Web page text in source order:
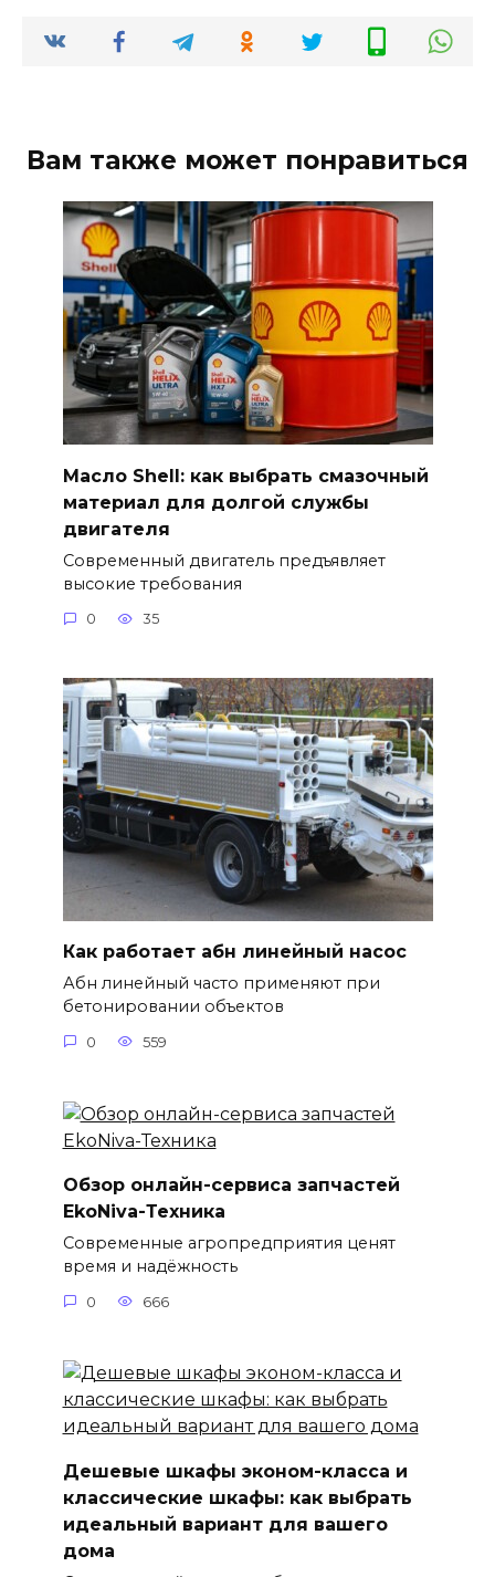
Вам также может понравиться
Масло Shell: как выбрать смазочный
материал для долгой службы
двигателя
Современный двигатель предъявляет
высокие требования
0 35
Как работает абн линейный насос
Абн линейный часто применяют при
бетонировании объектов
0 559
Обзор онлайн-сервиса запчастей
EkoNiva-Техника
Современные агропредприятия ценят
время и надёжность
0 666
Дешевые шкафы эконом-класса и
классические шкафы: как выбрать
идеальный вариант для вашего
дома